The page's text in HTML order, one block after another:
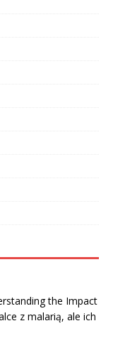
the Impact
z malarią, ale ich